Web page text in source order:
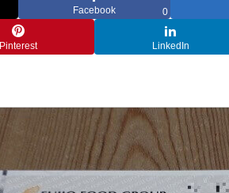
Facebook 0
Pinterest LinkedIn